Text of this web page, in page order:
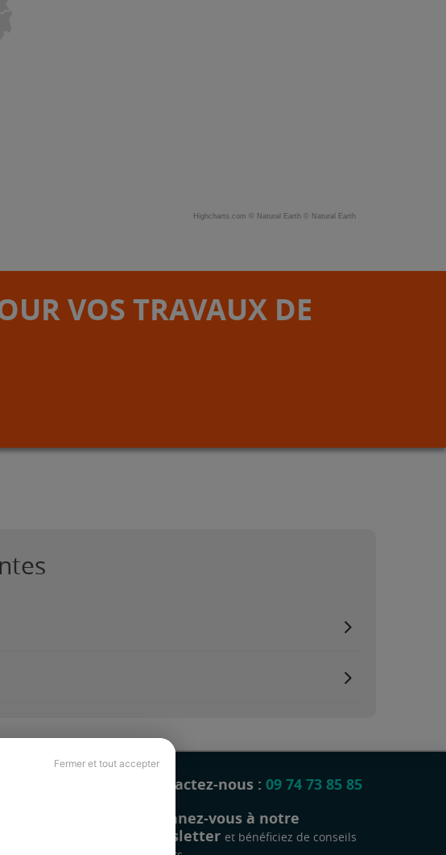
Fermer et tout accepter
Highcharts.com © Natural Earth © Natural Earth
VOS TRAVAUX DE
Contactez-nous : 09 74 73 85 85
Abonnez-vous à notre
newsletter et bénéficiez de conseils